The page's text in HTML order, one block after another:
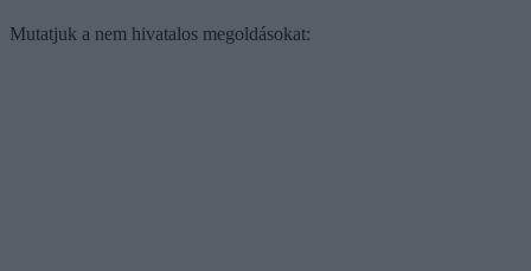
Mutatjuk a nem hivatalos megoldásokat: